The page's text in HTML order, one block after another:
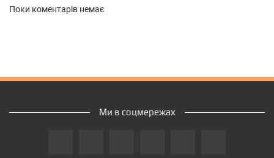
Поки коментарів немає
Ми в соцмережах